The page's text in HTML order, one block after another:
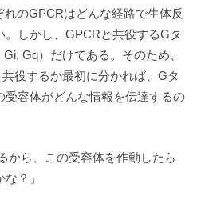
のGPCRはどんな経路で生体反
しかし、GPCRと共役するGタ
Gq）だけである。そのため、
役するか最初に分かれば、Gタ
受容体がどんな情報を伝達するの
から、この受容体を作動したら
？」